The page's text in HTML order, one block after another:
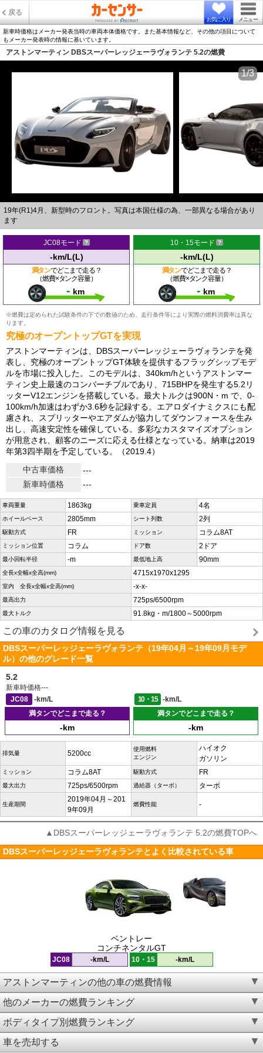
戻る
お気に入り メニュー
新車時価格はメーカー発表当時の車両本体価格です。また基本情報など、その他の項目について
もメーカー発表時の情報に基いています。
アストンマーティン DBSスーパーレッジェーラヴォランテ 5.2の燃費
19年(R1)4月、新型時のフロント。写真は本国仕様の為、一部異なる場合があり
ます
1/3
JC08モード
-km/L(L)
満タンでどこまで走る？
（燃費×タンク容量）
- km
10・15モード
-km/L(L)
満タンでどこまで走る？
（燃費×タンク容量）
- km
※燃費は定められた試験条件の下での数値のため、走行条件等により実際の燃料消費率は異な
ります。
究極のオープントップGTを実現
アストンマーティンは、DBSスーパーレッジェーラヴォランテを発
表し、究極のオープントップGT体験を提供するフラッグシップモデ
ルを市場に投入した。このモデルは、340km/hというアストンマー
ティン史上最速のコンバーチブルであり、715BHPを発生する5.2リ
ッターV12エンジンを搭載している。最大トルクは900N・m で、0-
100km/h加速はわずか3.6秒を記録する。エアロダイナミクスにも配
慮され、スプリッターやエアダムが協力してダウンフォースを生み
出し、高速安定性を確保している。多彩なカスタマイズオプション
が用意され、顧客のニーズに応える仕様となっている。納車は2019
年第3四半期を予定している。（2019.4）
中古車価格
---
新車時価格
---
車両重量 1863kg 乗車定員 4名
ホイールベース 2805mm シート列数 2列
駆動方式 FR ミッション コラム8AT
ミッション位置 コラム ドア数 2ドア
最小回転半径 -m 最低地上高 90mm
全長x全幅x全高(mm) 4715x1970x1295
室内 全長x全幅x全高(mm) -x-x-
最高出力 725ps/6500rpm
最大トルク 91.8kg・m/1800～5000rpm
この車のカタログ情報を見る
DBSスーパーレッジェーラヴォランテ（19年04月～19年09月モデ
ル）の他のグレード一覧
5.2
新車時価格---
JC08
-km/L 10・15
-km/L
満タンでどこまで走る？
-km
満タンでどこまで走る？
-km
排気量 5200cc
使用燃料
エンジン
ハイオク
ガソリン
ミッション コラム8AT 駆動方式 FR
最大出力 725ps/6500rpm 過給器（ターボ） ターボ
生産期間
2019年04月～201
9年09月
燃費性能 -
▲DBSスーパーレッジェーラヴォランテ 5.2の燃費TOPへ
DBSスーパーレッジェーラヴォランテとよく比較されている車
ベントレー
コンチネンタルGT
JC08 -km/L 10・15 -km/L
アストンマーティンの他の車の燃費情報
他のメーカーの燃費ランキング
ボディタイプ別燃費ランキング
車を売却する